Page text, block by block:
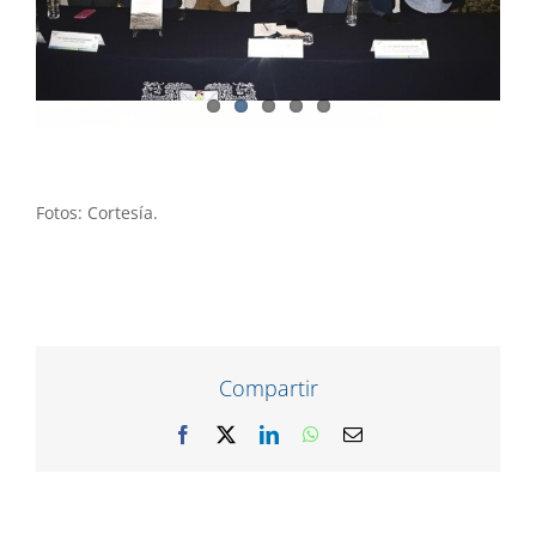
electrónico